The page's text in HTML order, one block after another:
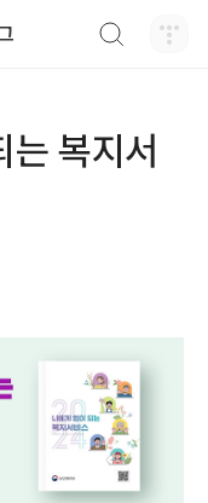
는 복지서